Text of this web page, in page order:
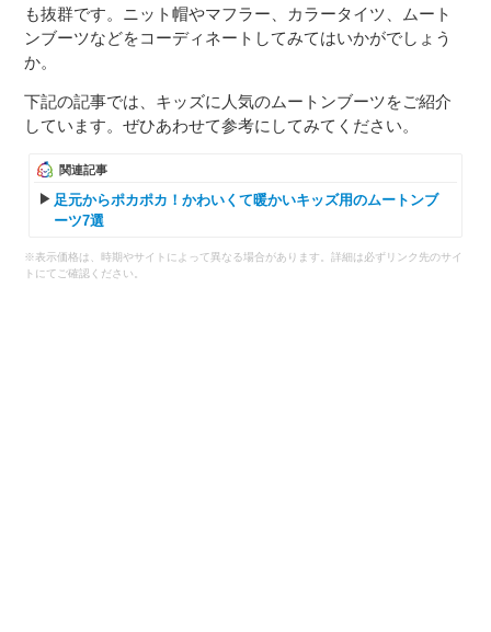
も抜群です。ニット帽やマフラー、カラータイツ、ムート
ンブーツなどをコーディネートしてみてはいかがでしょう
か。
下記の記事では、キッズに人気のムートンブーツをご紹介
しています。ぜひあわせて参考にしてみてください。
関連記事
足元からポカポカ！かわいくて暖かいキッズ用のムートンブ
ーツ7選
※表示価格は、時期やサイトによって異なる場合があります。詳細は必ずリンク先のサイ
トにてご確認ください。